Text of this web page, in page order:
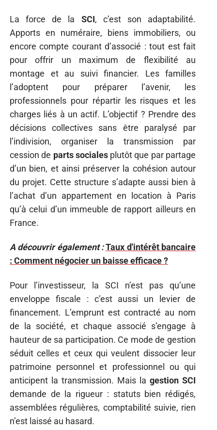
La force de la SCI, c’est son adaptabilité.
Apports en numéraire, biens immobiliers, ou
encore compte courant d’associé : tout est fait
pour offrir un maximum de flexibilité au
montage et au suivi financier. Les familles
l’adoptent pour préparer l’avenir, les
professionnels pour répartir les risques et les
charges liés à un actif. L’objectif ? Prendre des
décisions collectives sans être paralysé par
l’indivision, organiser la transmission par
cession de parts socialesplutôt que par partage
d’un bien, et ainsi préserver la cohésion autour
du projet. Cette structure s’adapte aussi bien à
l’achat d’un appartement en location à Paris
qu’à celui d’un immeuble de rapport ailleurs en
France.
A découvrir également : Taux d'intérêt bancaire
: Comment négocier un baisse efficace ?
Pour l’investisseur, la SCI n’est pas qu’une
enveloppe fiscale : c’est aussi un levier de
financement. L’emprunt est contracté au nom
de la société, et chaque associé s’engage à
hauteur de sa participation. Ce mode de gestion
séduit celles et ceux qui veulent dissocier leur
patrimoine personnel et professionnel ou qui
anticipent la transmission. Mais la gestion SCI
demande de la rigueur : statuts bien rédigés,
assemblées régulières, comptabilité suivie, rien
n’est laissé au hasard.